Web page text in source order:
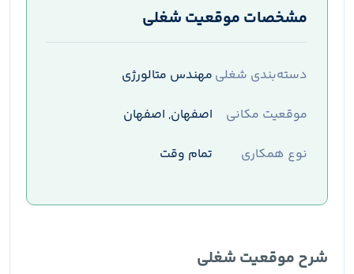
مشخصات موقعیت شغلی
دسته‌بندی شغلی مهندس متالورژی
موقعیت مکانی
اصفهان, اصفهان
نوع همکاری
تمام وقت
شرح موقعیت شغلی